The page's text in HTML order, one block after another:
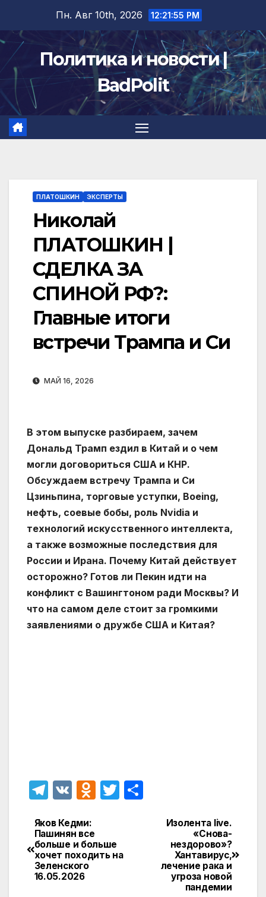
содержимому
Пн. Авг 10th, 2026 12:21:55 PM
Политика и новости |
BadPolit
ПЛАТОШКИН ЭКСПЕРТЫ
Николай
ПЛАТОШКИН |
СДЕЛКА ЗА
СПИНОЙ РФ?:
Главные итоги
встречи Трампа и Си
МАЙ 16, 2026
В этом выпуске разбираем, зачем
Дональд Трамп ездил в Китай и о чем
могли договориться США и КНР.
Обсуждаем встречу Трампа и Си
Цзиньпина, торговые уступки, Boeing,
нефть, соевые бобы, роль Nvidia и
технологий искусственного интеллекта,
а также возможные последствия для
России и Ирана. Почему Китай действует
осторожно? Готов ли Пекин идти на
конфликт с Вашингтоном ради Москвы? И
что на самом деле стоит за громкими
заявлениями о дружбе США и Китая?
T
e
gr
a
m
V
O
o
kl
T
Навигация
по
записям
Изолента live.
«Снова-
нездорово»?
Хантавирус,
лечение рака и
угроза новой
пандемии
Яков Кедми:
Пашинян все
больше и больше
хочет походить на
Зеленского
16.05.2026